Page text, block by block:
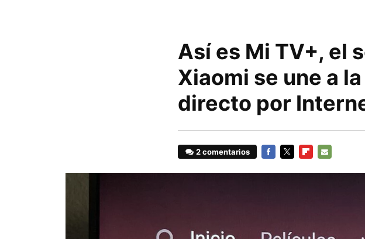
Así es Mi TV+, el
Xiaomi se une a
directo por
2 comentarios